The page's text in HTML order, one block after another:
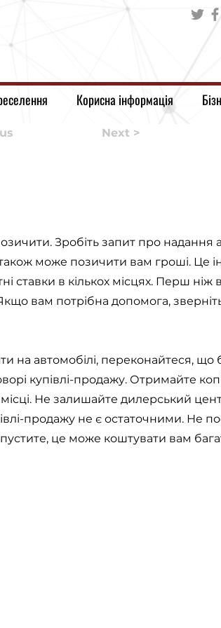
Корисна інформація
Next >
Зробіть запит про надання
може позичити вам гроші. Це
ставки в кількох місцях. Перш ніж
вам потрібна допомога,
на автомобілі, переконайтеся, що
купівлі-продажу. Отримайте
Не залишайте дилерський
продажу не є остаточними. Не
це може коштувати вам